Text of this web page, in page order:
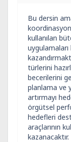
Bu dersin
kullanılan
uygulamaları
türlerini
becerilerini
planlama ve
artırmayı
örgütsel
hedefleri
araçlarının
kazanacaktır.